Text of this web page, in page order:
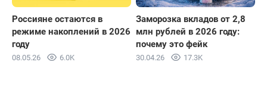
Россияне остаются в
режиме накоплений в 2026
году
08.05.26 6.0K
Заморозка вкладов от 2,8
млн рублей в 2026 году:
почему это фейк
30.04.26 17.3K